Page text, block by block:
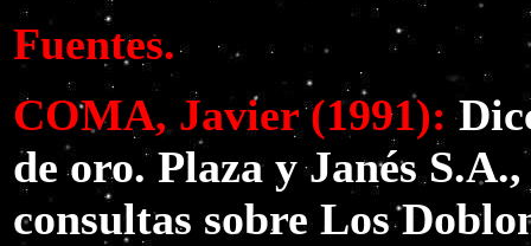
Fuentes.
COMA, Javier (1991):
de oro. Plaza y Janés
consultas sobre Los